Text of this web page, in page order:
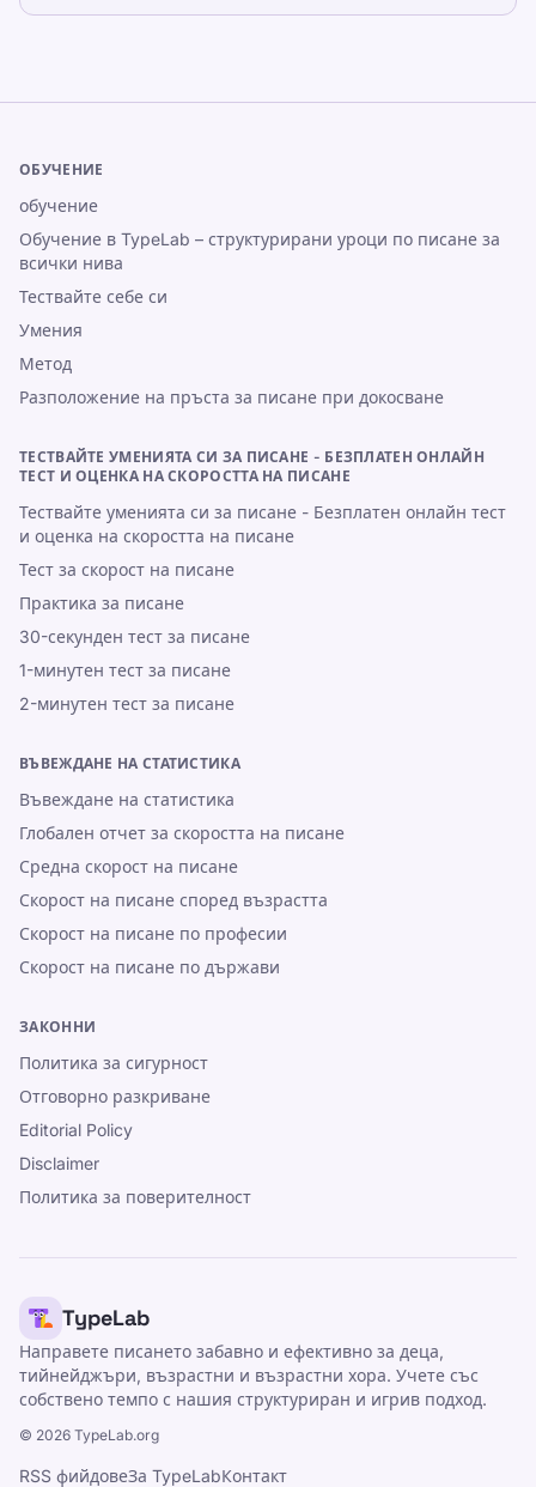
ОБУЧЕНИЕ
обучение
Обучение в TypeLab – структурирани уроци по писане за
всички нива
Тествайте себе си
Умения
Метод
Разположение на пръста за писане при докосване
ТЕСТВАЙТЕ УМЕНИЯТА СИ ЗА ПИСАНЕ - БЕЗПЛАТЕН ОНЛАЙН
ТЕСТ И ОЦЕНКА НА СКОРОСТТА НА ПИСАНЕ
Тествайте уменията си за писане - Безплатен онлайн тест
и оценка на скоростта на писане
Тест за скорост на писане
Практика за писане
30-секунден тест за писане
1-минутен тест за писане
2-минутен тест за писане
ВЪВЕЖДАНЕ НА СТАТИСТИКА
Въвеждане на статистика
Глобален отчет за скоростта на писане
Средна скорост на писане
Скорост на писане според възрастта
Скорост на писане по професии
Скорост на писане по държави
ЗАКОННИ
Политика за сигурност
Отговорно разкриване
Editorial Policy
Disclaimer
Политика за поверителност
TypeLab
Направете писането забавно и ефективно за деца,
тийнейджъри, възрастни и възрастни хора. Учете със
собствено темпо с нашия структуриран и игрив подход.
© 2026 TypeLab.org
RSS фийдовеЗа TypeLabКонтакт